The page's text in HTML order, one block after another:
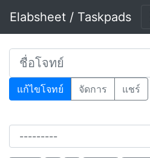
Elabsheet / Taskpads
แก้ไขโจทย์ จัดการ
แชร์